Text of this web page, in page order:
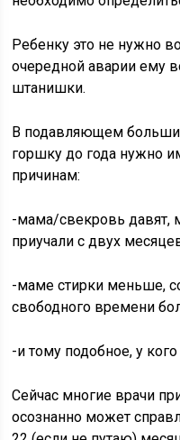
Ребенку это не нужно
очередной аварии ему
штанишки.
В подавляющем
горшку до года нужно
причинам:
-мама/свекровь
приучали с двух
-маме стирки меньше,
свободного времени
-и тому подобное, у кого
Сейчас многие врачи
осознанно может